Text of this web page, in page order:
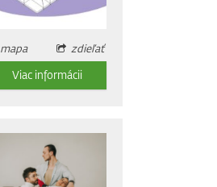
mapa
zdieľať
Viac informácii